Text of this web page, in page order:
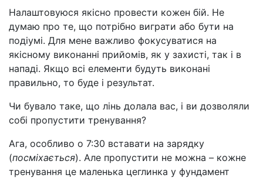
Налаштовуюся якісно провести кожен бій. Не
думаю про те, що потрібно виграти або бути на
подіумі. Для мене важливо фокусуватися на
якісному виконанні прийомів, як у захисті, так і в
нападі. Якщо всі елементи будуть виконані
правильно, то буде і результат.
Чи бувало таке, що лінь долала вас, і ви дозволяли
собі пропустити тренування?
Ага, особливо о 7:30 вставати на зарядку
(посміхається). Але пропустити не можна – кожне
тренування це маленька цеглинка у фундамент